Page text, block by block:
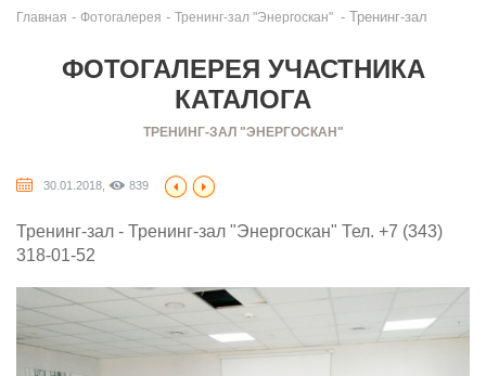
Главная - Фотогалерея - Тренинг-зал "Энергоскан" - Тренинг-зал
ФОТОГАЛЕРЕЯ УЧАСТНИКА
КАТАЛОГА
ТРЕНИНГ-ЗАЛ "ЭНЕРГОСКАН"
30.01.2018, 839
Тренинг-зал - Тренинг-зал "Энергоскан" Тел. +7 (343)
318-01-52